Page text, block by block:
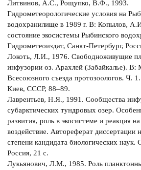
Литвинов, А.С., Рощупко, В.Ф., 1993.
Гидрометеорологические условия на
водохранилище в 1989 г. В: Копылов,
состояние экосистемы Рыбинского
Гидрометеоиздат, Санкт-Петербург,
Локоть, Л.И., 1976. Свободноживущие
инфузории оз. Арахлей (Забайкалье). В:
Всесоюзного съезда протозоологов. Ч.
Киев, СССР, 88‒89.
Лаврентьев, Н.Я., 1991. Сообщества
субарктических тундровых озер.
развития, роль в экосистеме и реакция
воздействие. Автореферат диссертации
степени кандидата биологических наук.
Россия, 21 с.
Лукьянович, Л.М., 1985. Роль